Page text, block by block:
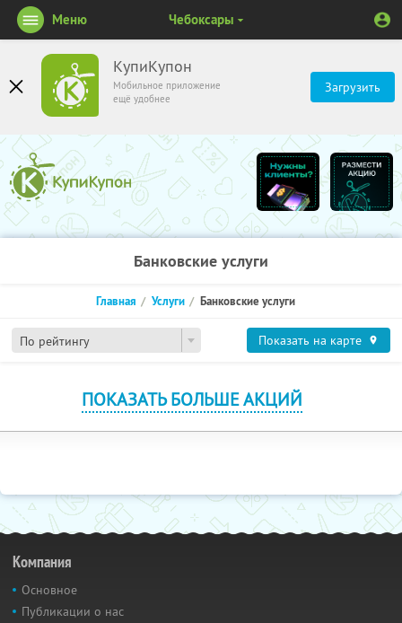
КупиКупон
Мобильное приложение
ещё удобнее
Загрузить
Меню Чебоксары
Банковские услуги
По рейтингу
Главная Услуги Банковские услуги
Показать на карте
ПОКАЗАТЬ БОЛЬШЕ АКЦИЙ
Компания
Основное
Публикации о нас